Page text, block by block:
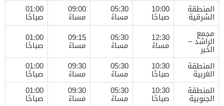
المنطقة
الشرقية
10:00
صباحًا
05:30
مساءً
09:00
مساءً
01:00
صباحًا
مجمع
الراشد –
الخبر
12:30
مساءً
05:30
مساءً
09:15
مساءً
01:00
صباحًا
المنطقة
الغربية
10:30
صباحًا
05:30
مساءً
09:30
مساءً
01:00
صباحًا
المنطقة
الجنوبية
10:30
صباحًا
05:30
مساءً
09:30
مساءً
01:00
صباحًا